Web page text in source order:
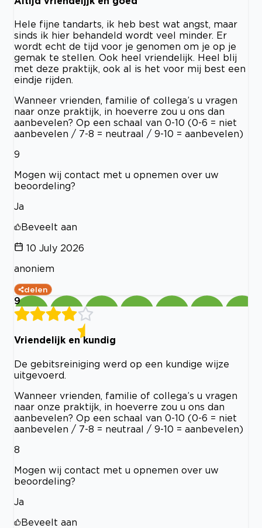
Hele fijne tandarts, ik heb best wat angst, maar
sinds ik hier behandeld wordt veel minder. Er
wordt echt de tijd voor je genomen om je op je
gemak te stellen. Ook heel vriendelijk. Heel blij
met deze praktijk, ook al is het voor mij best een
eindje rijden.
Wanneer vrienden, familie of collega’s u vragen
naar onze praktijk, in hoeverre zou u ons dan
aanbevelen? Op een schaal van 0-10 (0-6 = niet
aanbevelen / 7-8 = neutraal / 9-10 = aanbevelen)
9
Mogen wij contact met u opnemen over uw
beoordeling?
Ja
Beveelt aan
10 July 2026
anoniem
delen
9
Vriendelijk en kundig
De gebitsreiniging werd op een kundige wijze
uitgevoerd.
Wanneer vrienden, familie of collega’s u vragen
naar onze praktijk, in hoeverre zou u ons dan
aanbevelen? Op een schaal van 0-10 (0-6 = niet
aanbevelen / 7-8 = neutraal / 9-10 = aanbevelen)
8
Mogen wij contact met u opnemen over uw
beoordeling?
Ja
Beveelt aan